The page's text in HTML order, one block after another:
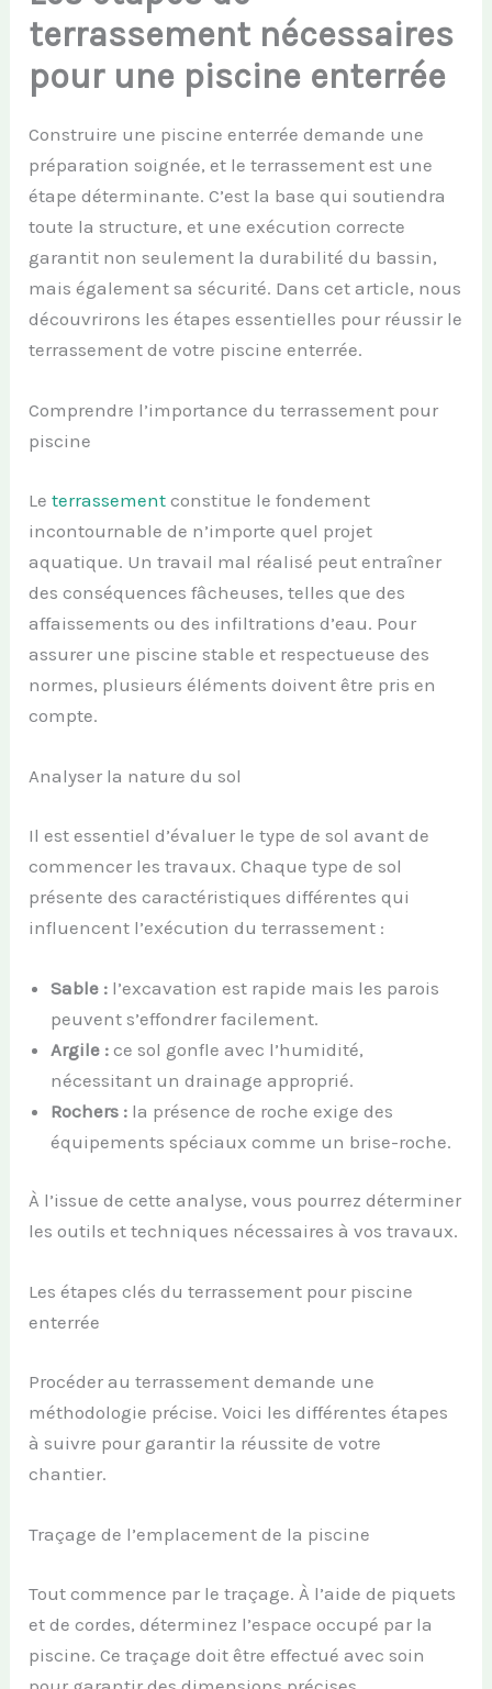
terrassement nécessaires
pour une piscine enterrée
Construire une piscine enterrée demande une
préparation soignée, et le terrassement est une
étape déterminante. C’est la base qui soutiendra
toute la structure, et une exécution correcte
garantit non seulement la durabilité du bassin,
mais également sa sécurité. Dans cet article, nous
découvrirons les étapes essentielles pour réussir le
terrassement de votre piscine enterrée.
Comprendre l’importance du terrassement pour
piscine
Leterrassement constitue le fondement
incontournable de n’importe quel projet
aquatique. Un travail mal réalisé peut entraîner
des conséquences fâcheuses, telles que des
affaissements ou des infiltrations d’eau. Pour
assurer une piscine stable et respectueuse des
normes, plusieurs éléments doivent être pris en
compte.
Analyser la nature du sol
Il est essentiel d’évaluer le type de sol avant de
commencer les travaux. Chaque type de sol
présente des caractéristiques différentes qui
influencent l’exécution du terrassement :
Sable : l’excavation est rapide mais les parois
peuvent s’effondrer facilement.
Argile : ce sol gonfle avec l’humidité,
nécessitant un drainage approprié.
Rochers : la présence de roche exige des
équipements spéciaux comme un brise-roche.
À l’issue de cette analyse, vous pourrez déterminer
les outils et techniques nécessaires à vos travaux.
Les étapes clés du terrassement pour piscine
enterrée
Procéder au terrassement demande une
méthodologie précise. Voici les différentes étapes
à suivre pour garantir la réussite de votre
chantier.
Traçage de l’emplacement de la piscine
Tout commence par le traçage. À l’aide de piquets
et de cordes, déterminez l’espace occupé par la
piscine. Ce traçage doit être effectué avec soin